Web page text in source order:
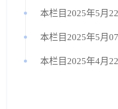
本栏目2025年5月
本栏目2025年5月
本栏目2025年4月